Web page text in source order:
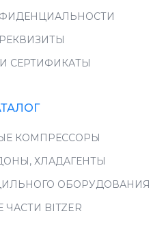
СЕРТИФИКАТЫ
КОМПРЕССОРЫ
ХЛАДАГЕНТЫ
ОБОРУДОВАНИЯ
BITZER